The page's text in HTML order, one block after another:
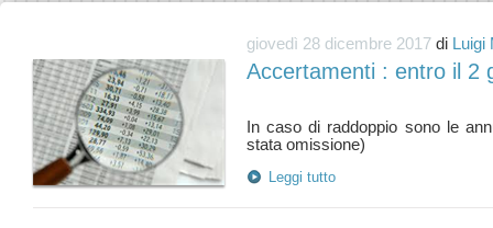
giovedì 28 dicembre 2017 di Luigi
Accertamenti : entro il 2
In caso di raddoppio sono le
Leggi tutto